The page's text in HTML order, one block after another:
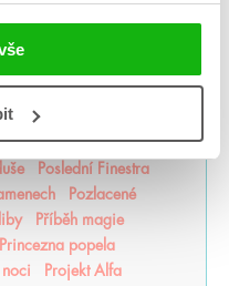
bohů
Percy Jackson
zimy
Pomněnka
Poslední Finestra
Pozlacené
Příběh magie
Princezna popela
noci
Projekt Alfa